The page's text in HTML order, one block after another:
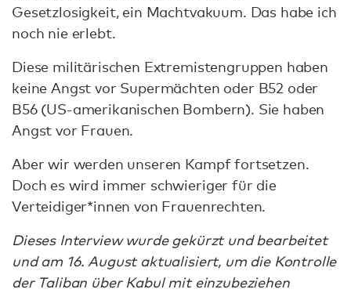
Gesetzlosigkeit, ein Machtvakuum. Das habe ich
noch nie erlebt.
Diese militärischen Extremistengruppen haben
keine Angst vor Supermächten oder B52 oder
B56 (US-amerikanischen Bombern). Sie haben
Angst vor Frauen.
Aber wir werden unseren Kampf fortsetzen.
Doch es wird immer schwieriger für die
Verteidiger*innen von Frauenrechten.
Dieses Interview wurde gekürzt und bearbeitet
und am 16. August aktualisiert, um die Kontrolle
der Taliban über Kabul mit einzubeziehen